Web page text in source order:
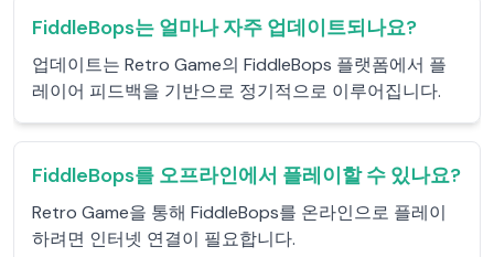
FiddleBops는 얼마나 자주 업데이트되나요?
업데이트는 Retro Game의 FiddleBops 플랫폼에서 플
레이어 피드백을 기반으로 정기적으로 이루어집니다.
FiddleBops를 오프라인에서 플레이할 수 있나요?
Retro Game을 통해 FiddleBops를 온라인으로 플레이
하려면 인터넷 연결이 필요합니다.